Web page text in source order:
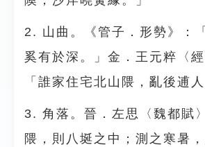
2. 山曲。《管子．形勢》：
奚有於深。」金．王元粹〈經
「誰家住宅北山隈，亂後逋
3. 角落。晉．左思〈魏都賦
隈，則八埏之中；測之寒暑